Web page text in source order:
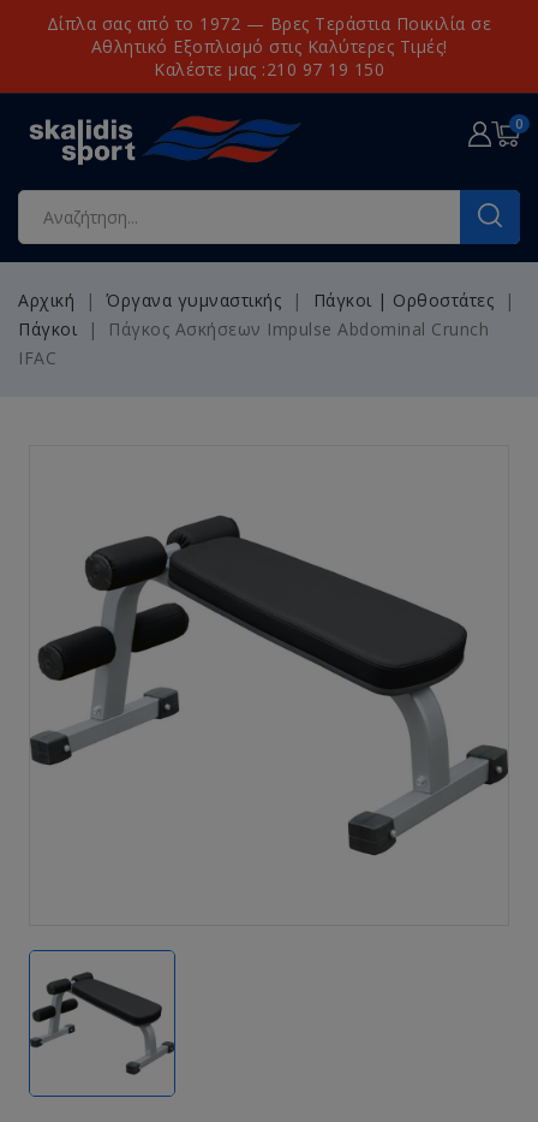
Δίπλα σας από το 1972 — Βρες Τεράστια Ποικιλία σε
Αθλητικό Εξοπλισμό στις Καλύτερες Τιμές!
Καλέστε μας :210 97 19 150
0
Αρχική Όργανα γυμναστικής
Πάγκοι | Ορθοστάτες
Πάγκοι
Πάγκος Ασκήσεων Impulse Abdominal Crunch
IFAC